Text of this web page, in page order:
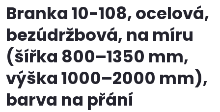
Branka 10-108, ocelová,
bezúdržbová, na míru
(šířka 800–1350 mm,
výška 1000–2000 mm),
barva na přání